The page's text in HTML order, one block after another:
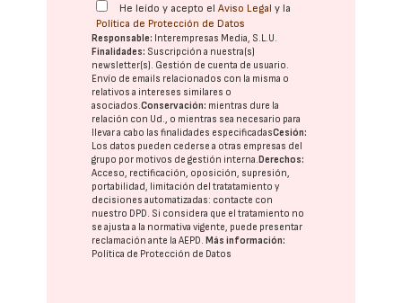
He leído y acepto elAviso Legal y la
Política de Protección de Datos
Responsable: Interempresas Media, S.L.U.
Finalidades: Suscripción a nuestra(s)
newsletter(s). Gestión de cuenta de usuario.
Envío de emails relacionados con la misma o
relativos a intereses similares o
asociados.Conservación: mientras dure la
relación con Ud., o mientras sea necesario para
llevar a cabo las finalidades especificadasCesión:
Los datos pueden cederse a otras empresas del
grupo por motivos de gestión interna.Derechos:
Acceso, rectificación, oposición, supresión,
portabilidad, limitación del tratatamiento y
decisiones automatizadas: contacte con
nuestro DPD. Si considera que el tratamiento no
se ajusta a la normativa vigente, puede presentar
reclamación ante laAEPD.Más información:
Política de Protección de Datos